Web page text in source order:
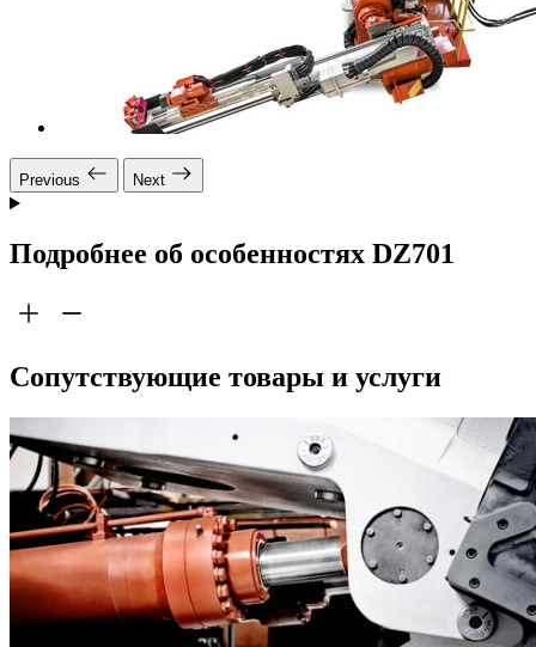
Previous Next
Подробнее об особенностях DZ701
Сопутствующие товары и услуги